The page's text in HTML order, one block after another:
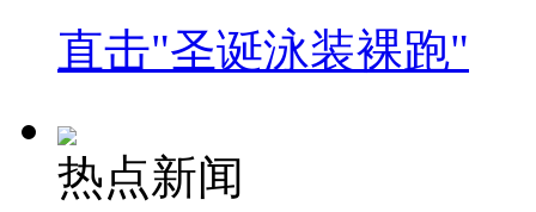
直击"圣诞泳装裸跑"
热点新闻